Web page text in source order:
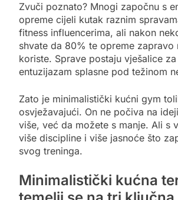
Zvuči poznato? Mnogi započnu s
opreme cijeli kutak raznim
fitness influencerima, ali nakon
shvate da 80% te opreme zapravo
koriste. Sprave postaju vješalice
entuzijazam splasne pod težinom
Zato je minimalistički kućni gym
osvježavajući. On ne počiva na
više, već da možete s manje. Ali s
više discipline i više jasnoće što
svog treninga.
Minimalistički kućna